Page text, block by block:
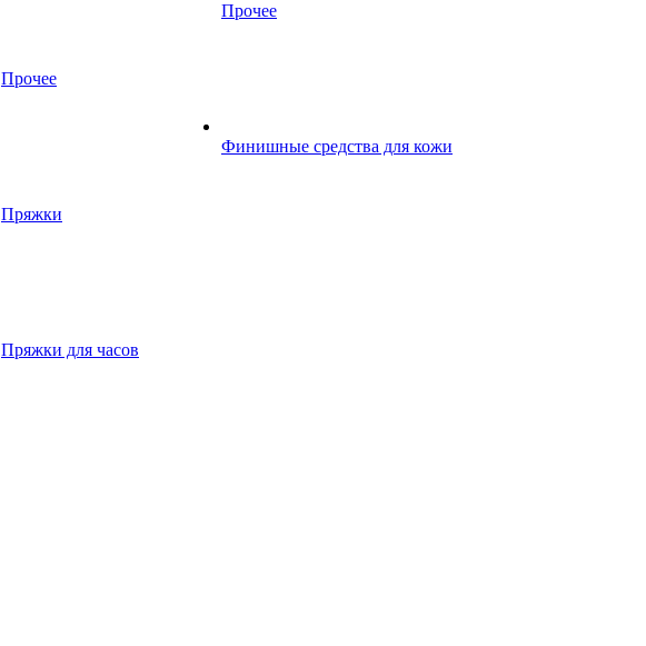
Прочее
Пряжки
Пряжки для часов
Прочее
Финишные средства для кожи